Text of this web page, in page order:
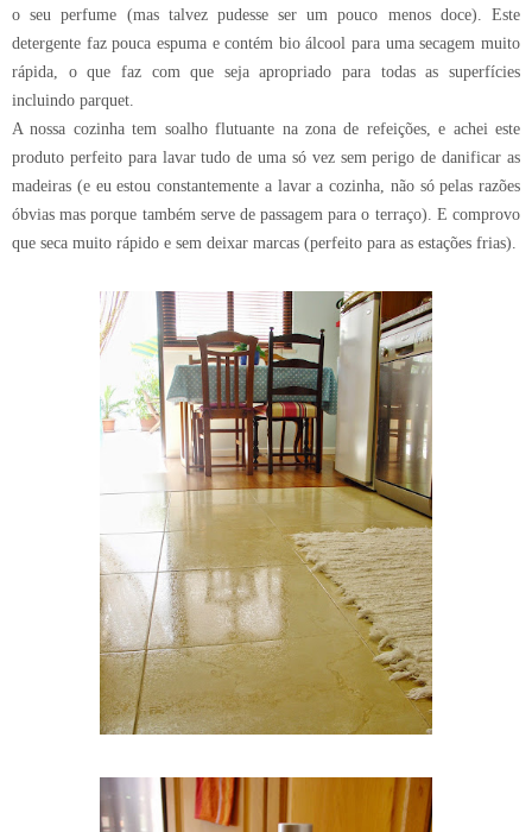
o seu perfume (mas talvez pudesse ser um pouco menos doce). Este
detergente faz pouca espuma e contém bio álcool para uma secagem muito
rápida, o que faz com que seja apropriado para todas as superfícies
incluindo parquet.
A nossa cozinha tem soalho flutuante na zona de refeições, e achei este
produto perfeito para lavar tudo de uma só vez sem perigo de danificar as
madeiras (e eu estou constantemente a lavar a cozinha, não só pelas razões
óbvias mas porque também serve de passagem para o terraço). E comprovo
que seca muito rápido e sem deixar marcas (perfeito para as estações frias).